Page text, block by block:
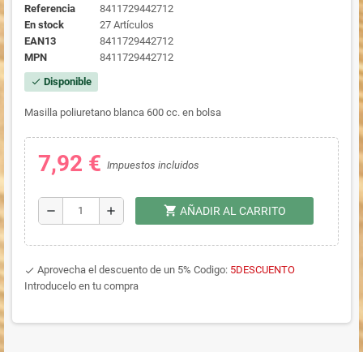
Referencia
8411729442712
En stock
27 Artículos
EAN13
8411729442712
MPN
8411729442712
check Disponible
Masilla poliuretano blanca 600 cc. en bolsa
7,92 € Impuestos incluidos
remove add shopping_cart AÑADIR AL CARRITO
done Aprovecha el descuento de un 5% Codigo: 5DESCUENTO
Introducelo en tu compra